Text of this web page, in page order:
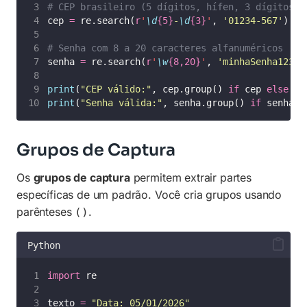
# CEP brasileiro (5 dígitos, hífen, 3 dígitos)
cep = re.search( r' \d{5}- \d{3} ' , ' 01234-567' )
# Senha com 8 a 20 caracteres alfanuméricos
senha = re.search( r' \w{8,20} ' , 'minhaSenha123
print ( "CEP válido: " , cep.group() if cep else
print ( "Senha válida: " , senha.group() if senha
Grupos de Captura
Os grupos de capturapermitem extrair partes
específicas de um padrão. Você cria grupos usando
parênteses () .
Python
import re
texto = "Data: 05/01/2026"